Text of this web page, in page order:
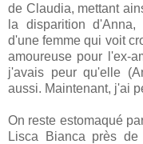
de Claudia, mettant
la disparition
d'une femme qui voit
amoureuse pour l'ex-
j'avais peur qu'elle
aussi. Maintenant, j'ai
On reste estomaqué
Lisca Bianca près